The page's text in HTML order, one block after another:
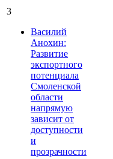
3
Василий
Анохин:
Развитие
экспортного
потенциала
Смоленской
области
напрямую
зависит от
доступности
и
прозрачности